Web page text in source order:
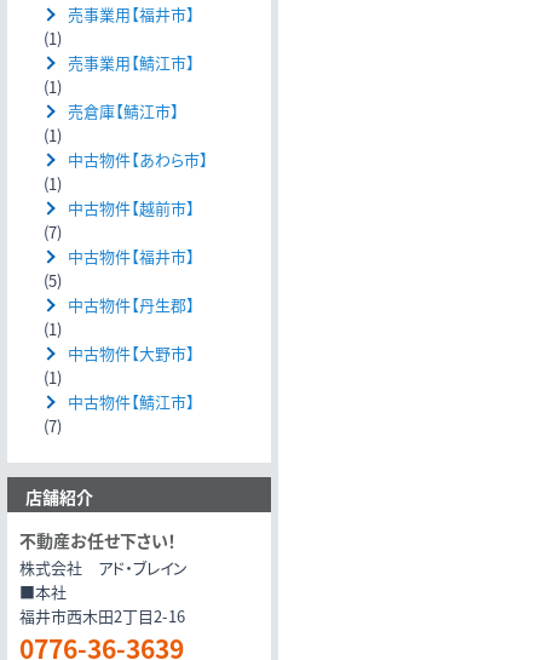
売事業用【福井市】
(1)
売事業用【鯖江市】
(1)
売倉庫【鯖江市】
(1)
中古物件【あわら市】
(1)
中古物件【越前市】
(7)
中古物件【福井市】
(5)
中古物件【丹生郡】
(1)
中古物件【大野市】
(1)
中古物件【鯖江市】
(7)
店舗紹介
不動産お任せ下さい！
株式会社 アド・ブレイン
■本社
福井市西木田2丁目2-16
0776-36-3639